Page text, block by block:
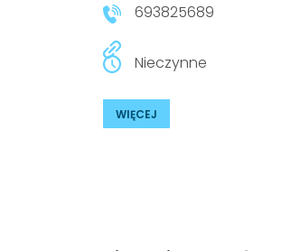
693825689
Nieczynne
WIĘCEJ